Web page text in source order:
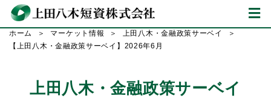
ホーム マーケット情報
上田八木・金融政策サーベイ
【上田八木・金融政策サーベイ】2026年6月
上田八木・金融政策サーベイ